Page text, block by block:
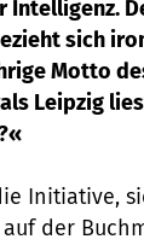
Intelligenz.
sich
Motto
Leipzig
Initiative,
der